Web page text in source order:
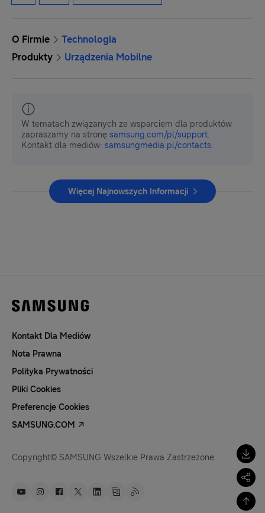
O Firmie
Technologia
Produkty
Urządzenia Mobilne
W tematach związanych ze wsparciem dla produktów
zapraszamy na stronę samsung.com/pl/support.
Kontakt dla mediów: samsungmedia.pl/contacts.
Więcej Najnowszych Informacji
Kontakt Dla Mediów
Nota Prawna
Polityka Prywatności
Pliki Cookies
Preferencje Cookies
SAMSUNG.COM
Copyright© SAMSUNG Wszelkie Prawa Zastrzeżone.